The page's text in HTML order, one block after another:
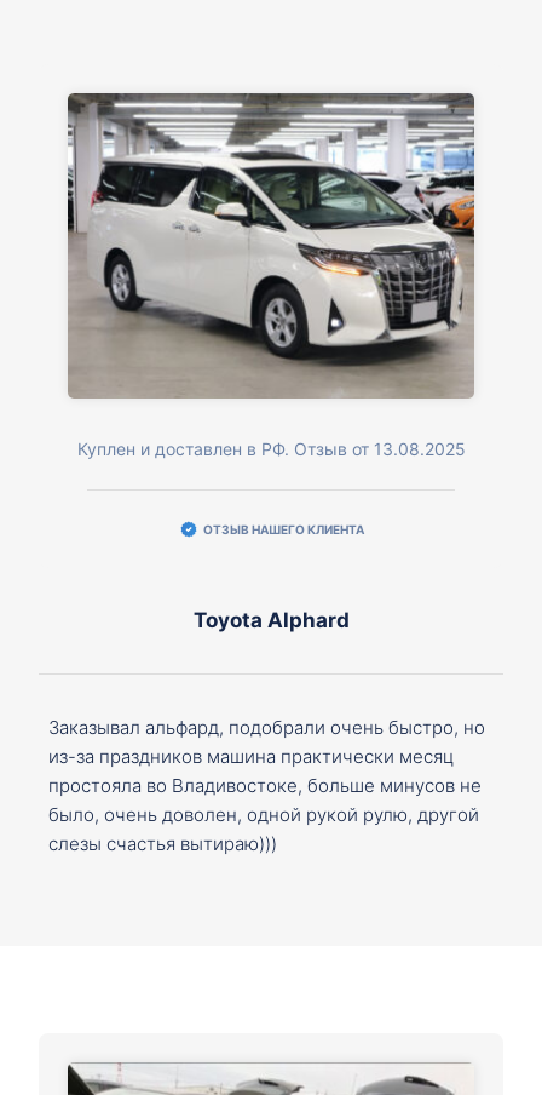
Куплен и доставлен в РФ. Отзыв от 13.08.2025
ОТЗЫВ НАШЕГО КЛИЕНТА
Toyota Alphard
Заказывал альфард, подобрали очень быстро, но
из-за праздников машина практически месяц
простояла во Владивостоке, больше минусов не
было, очень доволен, одной рукой рулю, другой
слезы счастья вытираю)))